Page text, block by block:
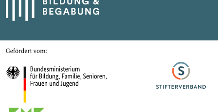
Gefördert von
Bundesministerium für Bildung, Familie, Senioren, Frauen und Jugend
Stifterverband